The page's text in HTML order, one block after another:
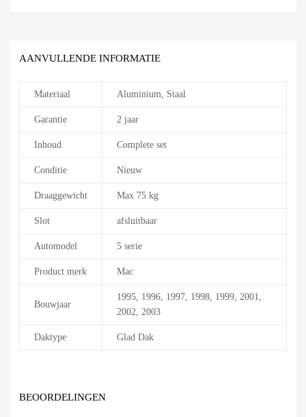
AANVULLENDE INFORMATIE
Materiaal Aluminium, Staal
Garantie 2 jaar
Inhoud Complete set
Conditie Nieuw
Draaggewicht Max 75 kg
Slot afsluitbaar
Automodel 5 serie
Product merk Mac
Bouwjaar
1995, 1996, 1997, 1998, 1999, 2001,
2002, 2003
Daktype Glad Dak
BEOORDELINGEN